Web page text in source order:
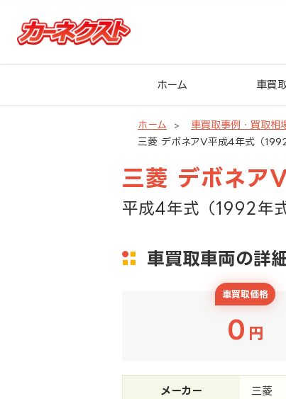
ホーム 車買
ホーム 車買取事例・買取相
三菱 デボネアV平成4年式（
三菱 デボネア
平成4年式（1992年
車買取車両の詳細
車買取価格
0 円
メーカー 三菱